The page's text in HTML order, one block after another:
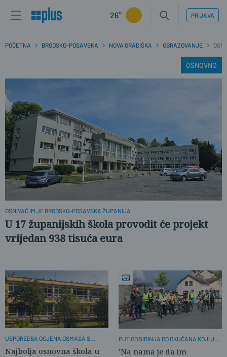
26° PRIJAVA
POČETNA BRODSKO-POSAVSKA NOVA GRADIŠKA OBRAZOVANJE
OSNOVNO
OSNIVAČ IM JE BRODSKO-POSAVSKA ŽUPANIJA
U 17 županijskih škola provodit će projekt
vrijedan 938 tisuća eura
USPOREDBA OCJENA OSMAŠA S
Najbolja osnovna škola u
PUT OD SIBINJA DO OKUČANA KOJI JE
'Na nama je da im